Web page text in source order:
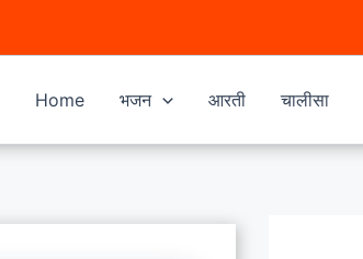
Home भजन आरती चालीसा